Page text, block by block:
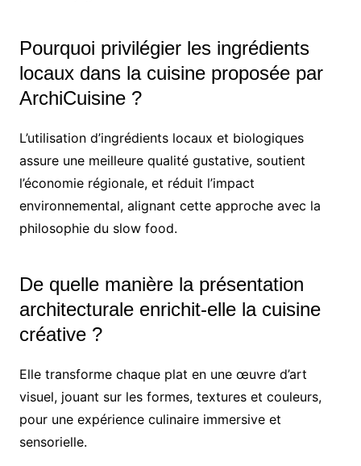
Pourquoi privilégier les ingrédients
locaux dans la cuisine proposée par
ArchiCuisine ?
L’utilisation d’ingrédients locaux et biologiques
assure une meilleure qualité gustative, soutient
l’économie régionale, et réduit l’impact
environnemental, alignant cette approche avec la
philosophie du slow food.
De quelle manière la présentation
architecturale enrichit-elle la cuisine
créative ?
Elle transforme chaque plat en une œuvre d’art
visuel, jouant sur les formes, textures et couleurs,
pour une expérience culinaire immersive et
sensorielle.